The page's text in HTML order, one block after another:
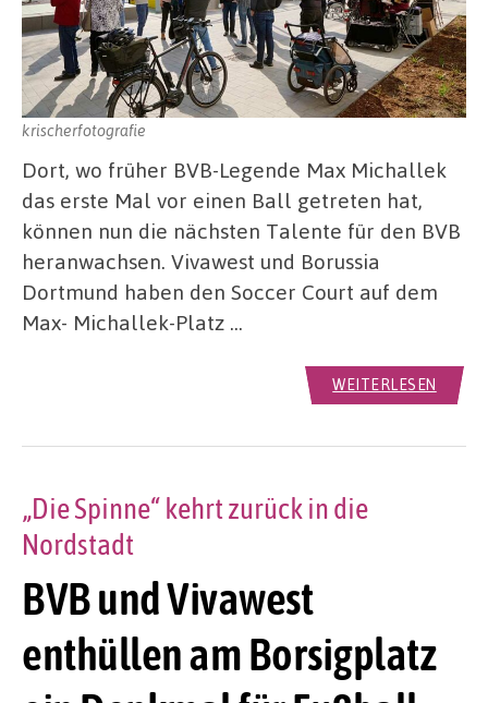
krischerfotografie
Dort, wo früher BVB-Legende Max Michallek
das erste Mal vor einen Ball getreten hat,
können nun die nächsten Talente für den BVB
heranwachsen. Vivawest und Borussia
Dortmund haben den Soccer Court auf dem
Max- Michallek-Platz …
WEITERLESEN
BVB und Vivawest
enthüllen am Borsigplatz
„Die Spinne“ kehrt zurück in die
Nordstadt